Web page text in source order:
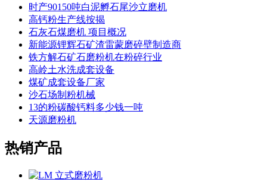
时产90150吨白泥孵石尾沙立磨机
高钙粉生产线按揭
石灰石煤磨机 项目概况
新能源锂辉石矿渣雷蒙磨碎壁制造商
铁方解石矿石磨粉机在粉碎行业
高岭土水洗成套设备
煤矿成套设备厂家
沙石场制粉机械
13的粉碳酸钙料多少钱一吨
天源磨粉机
热销产品